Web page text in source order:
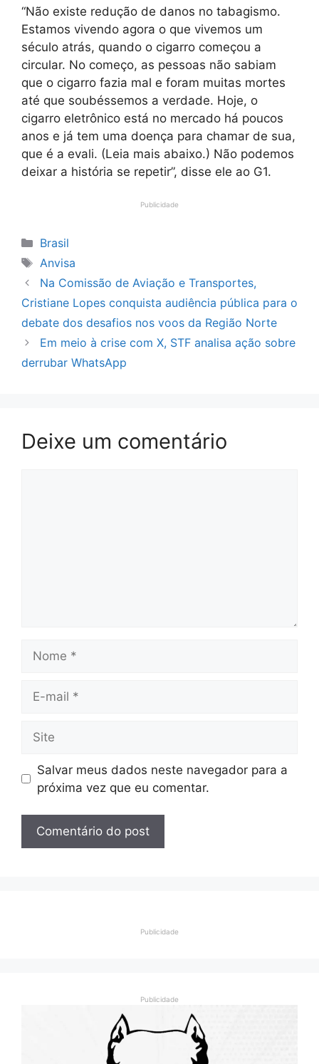
“Não existe redução de danos no tabagismo.
Estamos vivendo agora o que vivemos um
século atrás, quando o cigarro começou a
circular. No começo, as pessoas não sabiam
que o cigarro fazia mal e foram muitas mortes
até que soubéssemos a verdade. Hoje, o
cigarro eletrônico está no mercado há poucos
anos e já tem uma doença para chamar de sua,
que é a evali. (Leia mais abaixo.) Não podemos
deixar a história se repetir”, disse ele ao G1.
Publicidade
Categorias
Brasil
Tags
Anvisa
Na Comissão de Aviação e Transportes,
Cristiane Lopes conquista audiência pública para o
debate dos desafios nos voos da Região Norte
Em meio à crise com X, STF analisa ação sobre
derrubar WhatsApp
Deixe um comentário
mail
Salvar meus dados neste navegador para a
próxima vez que eu comentar.
Publicidade
Publicidade